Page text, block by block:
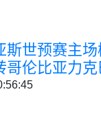
斯世预赛主
哥伦比亚力